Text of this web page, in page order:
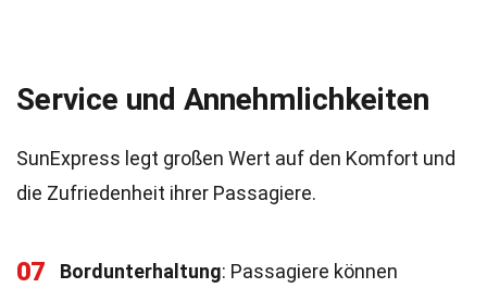
Service und Annehmlichkeiten
SunExpress legt großen Wert auf den Komfort und
die Zufriedenheit ihrer Passagiere.
07 Bordunterhaltung: Passagiere können